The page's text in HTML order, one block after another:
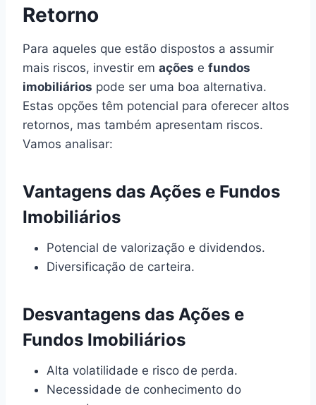
Retorno
Para aqueles que estão dispostos a assumir
mais riscos, investir em ações e fundos
imobiliários pode ser uma boa alternativa.
Estas opções têm potencial para oferecer altos
retornos, mas também apresentam riscos.
Vamos analisar:
Vantagens das Ações e Fundos
Imobiliários
Potencial de valorização e dividendos.
Diversificação de carteira.
Desvantagens das Ações e
Fundos Imobiliários
Alta volatilidade e risco de perda.
Necessidade de conhecimento do